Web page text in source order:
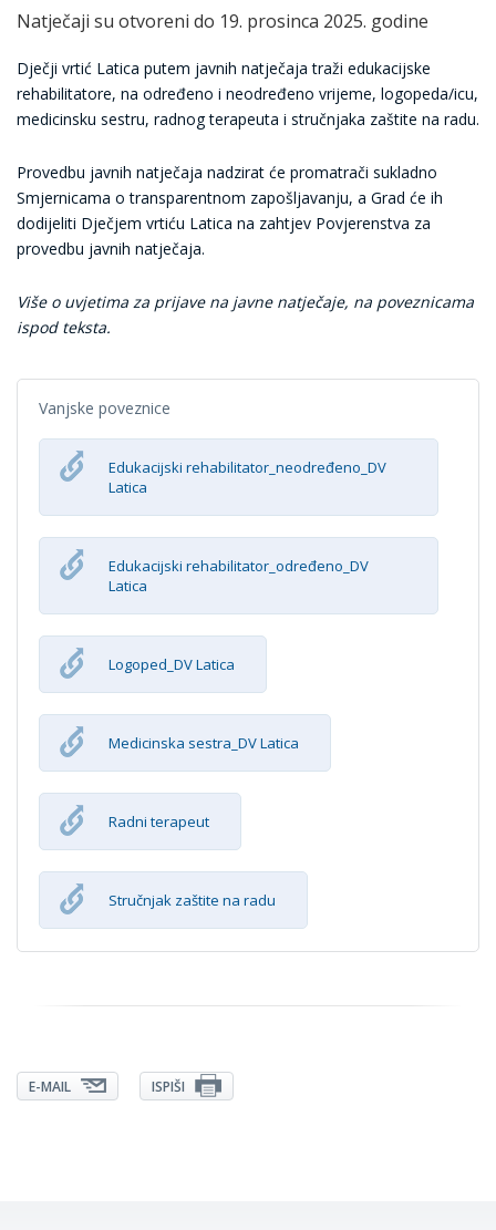
Natječaji su otvoreni do 19. prosinca 2025. godine
Dječji vrtić Latica putem javnih natječaja traži edukacijske
rehabilitatore, na određeno i neodređeno vrijeme, logopeda/icu,
medicinsku sestru, radnog terapeuta i stručnjaka zaštite na radu.
Provedbu javnih natječaja nadzirat će promatrači sukladno
Smjernicama o transparentnom zapošljavanju, a Grad će ih
dodijeliti Dječjem vrtiću Latica na zahtjev Povjerenstva za
provedbu javnih natječaja.
Više o uvjetima za prijave na javne natječaje, na poveznicama
ispod teksta.
Vanjske poveznice
Edukacijski rehabilitator_neodređeno_DV
Latica
Edukacijski rehabilitator_određeno_DV
Latica
Logoped_DV Latica
Medicinska sestra_DV Latica
Radni terapeut
Stručnjak zaštite na radu
E-MAIL ISPIŠI